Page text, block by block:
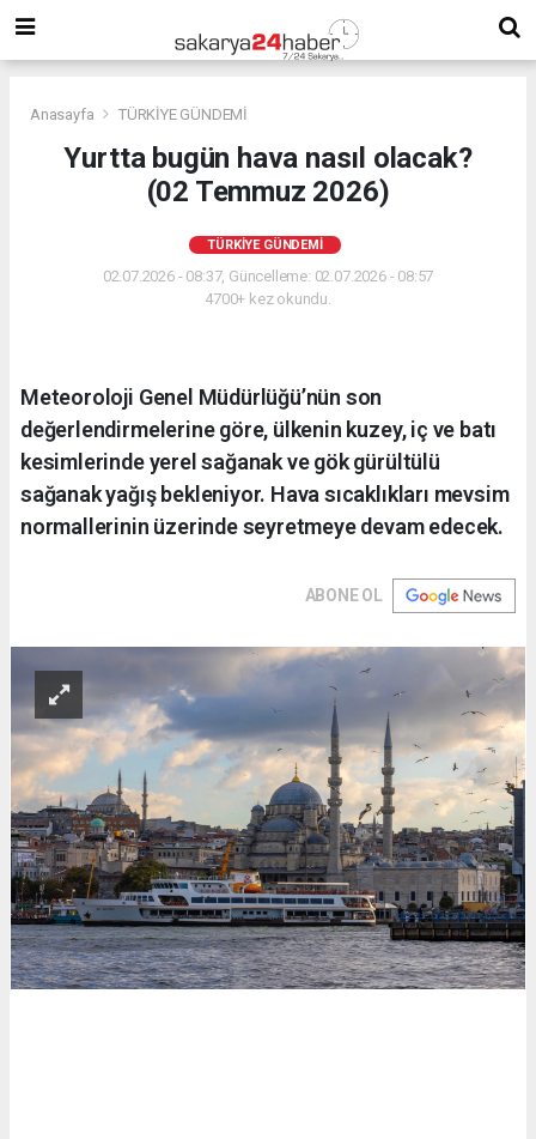
Anasayfa TÜRKİYE GÜNDEMİ
Yurtta bugün hava nasıl olacak?
(02 Temmuz 2026)
TÜRKİYE GÜNDEMİ
02.07.2026 - 08:37, Güncelleme: 02.07.2026 - 08:57
4700+ kez okundu.
Meteoroloji Genel Müdürlüğü’nün son
değerlendirmelerine göre, ülkenin kuzey, iç ve batı
kesimlerinde yerel sağanak ve gök gürültülü
sağanak yağış bekleniyor. Hava sıcaklıkları mevsim
normallerinin üzerinde seyretmeye devam edecek.
ABONE OL